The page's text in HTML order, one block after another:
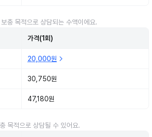
충 목적으로 상담되는 수액이에요.
가격(1회)
20,000원
30,750원
47,180원
목적으로 상담될 수 있어요.